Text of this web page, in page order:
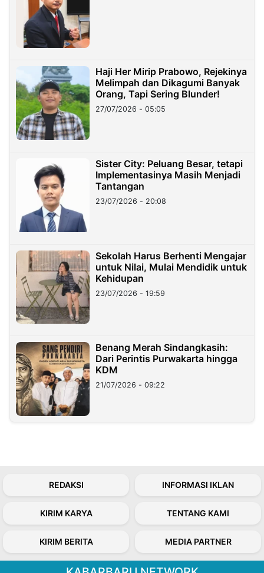
Haji Her Mirip Prabowo, Rejekinya
Melimpah dan Dikagumi Banyak
Orang, Tapi Sering Blunder!
27/07/2026 - 05:05
Sister City: Peluang Besar, tetapi
Implementasinya Masih Menjadi
Tantangan
23/07/2026 - 20:08
Sekolah Harus Berhenti Mengajar
untuk Nilai, Mulai Mendidik untuk
Kehidupan
23/07/2026 - 19:59
Benang Merah Sindangkasih:
Dari Perintis Purwakarta hingga
KDM
21/07/2026 - 09:22
REDAKSI INFORMASI IKLAN
KIRIM KARYA TENTANG KAMI
KIRIM BERITA MEDIA PARTNER